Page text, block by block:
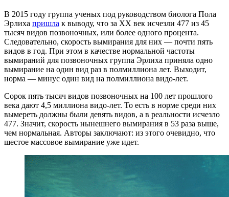
В 2015 году группа ученых под руководством биолога Пола
Эрлиха пришла к выводу, что за XX век исчезли 477 из 45
тысяч видов позвоночных, или более одного процента.
Следовательно, скорость вымирания для них — почти пять
видов в год. При этом в качестве нормальной частоты
вымираний для позвоночных группа Эрлиха приняла одно
вымирание на один вид раз в полмиллиона лет. Выходит,
норма — минус один вид на полмиллиона видо-лет.
Сорок пять тысяч видов позвоночных на 100 лет прошлого
века дают 4,5 миллиона видо-лет. То есть в норме среди них
вымереть должны были девять видов, а в реальности исчезло
477. Значит, скорость нынешнего вымирания в 53 раза выше,
чем нормальная. Авторы заключают: из этого очевидно, что
шестое массовое вымирание уже идет.